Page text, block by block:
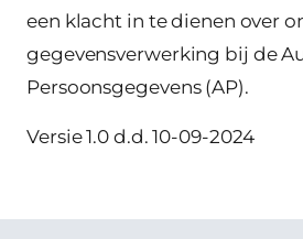
een klacht in te dienen over
gegevensverwerking bij de
Persoonsgegevens (AP).
Versie 1.0 d.d. 10-09-2024